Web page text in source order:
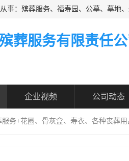
葬服务有限责任公
企业视频 公司动态
务+花圈、骨灰盒、寿衣、各种丧葬用